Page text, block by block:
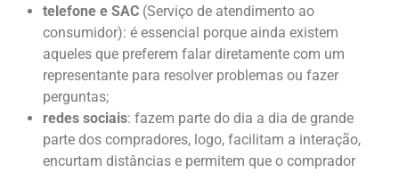
telefone e SAC (Serviço de atendimento ao
consumidor): é essencial porque ainda existem
aqueles que preferem falar diretamente com um
representante para resolver problemas ou fazer
perguntas;
redes sociais: fazem parte do dia a dia de grande
parte dos compradores, logo, facilitam a interação,
encurtam distâncias e permitem que o comprador